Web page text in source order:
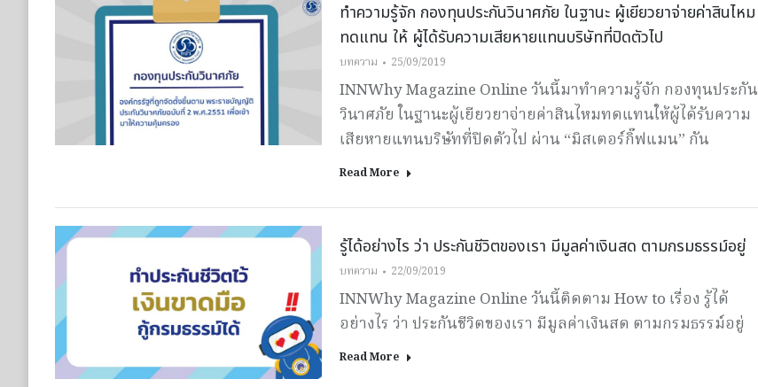
ทำความรู้จัก กองทุนประกันวินาศภัย ในฐานะ ผู้เยียวยาจ่ายค่าสินไหม
ทดแทน ให้ ผู้ได้รับความเสียหายแทนบริษัทที่ปิดตัวไป
บทความ 25/09/2019
INNWhy Magazine Online วันนี้มาทำความรู้จัก กองทุนประกัน
วินาศภัย ในฐานะผู้เยียวยาจ่ายค่าสินไหมทดแทนให้ผู้ได้รับความ
เสียหายแทนบริษัทที่ปิดตัวไป ผ่าน “มิสเตอร์กิ๊ฟแมน” กัน
Read More
รู้ได้อย่างไร ว่า ประกันชีวิตของเรา มีมูลค่าเงินสด ตามกรมธรรม์อยู่
บทความ 22/09/2019
INNWhy Magazine Online วันนี้ติดตาม How to เรื่อง รู้ได้
อย่างไร ว่า ประกันชีวิตของเรา มีมูลค่าเงินสด ตามกรมธรรม์อยู่
Read More